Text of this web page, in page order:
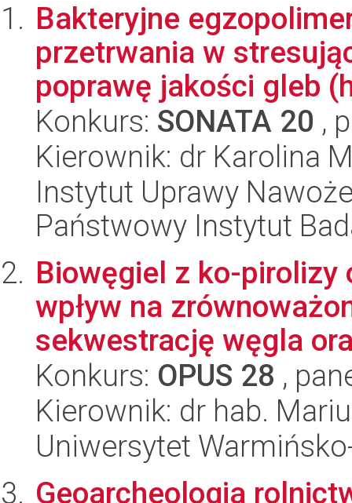
Bakteryjne
przetrwania w
poprawę jakości gleb
Konkurs: SONATA 20 ,
Kierownik: dr Karolina
Instytut Uprawy
Państwowy Instytut
Biowęgiel z ko-pirolizy
wpływ na
sekwestrację węgla
Konkurs: OPUS 28 ,
Kierownik: dr hab.
Uniwersytet
Geoarcheologia